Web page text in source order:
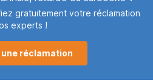
gratuitement votre réclamation
experts !
réclamation